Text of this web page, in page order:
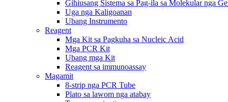
Gihiusang Sistema sa Pag-ila sa Molekular nga
Uga nga Kaligoanan
Ubang Instrumento
Reagent
Mga Kit sa Pagkuha sa Nucleic Acid
Mga PCR Kit
Ubang mga Kit
Reagent sa immunoassay
Magamit
8-strip nga PCR Tube
Plato sa lawom nga atabay